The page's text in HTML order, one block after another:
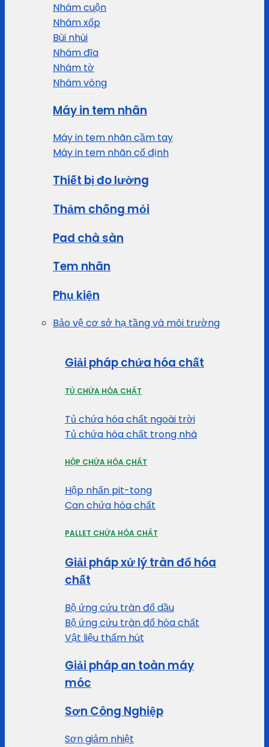
Nhám cuộn
Nhám xốp
Bùi nhùi
Nhám đĩa
Nhám tờ
Nhám vòng
Máy in tem nhãn
Máy in tem nhãn cầm tay
Máy in tem nhãn cố định
Thiết bị đo lường
Thảm chống mỏi
Pad chà sàn
Tem nhãn
Phụ kiện
Bảo vệ cơ sở hạ tầng và môi trường
Giải pháp chứa hóa chất
TỦ CHỨA HÓA CHẤT
Tủ chứa hóa chất ngoài trời
Tủ chứa hóa chất trong nhà
HỘP CHỨA HÓA CHẤT
Hộp nhấn pit-tong
Can chứa hóa chất
PALLET CHỨA HÓA CHẤT
Giải pháp xử lý tràn đổ hóa
chất
Bộ ứng cứu tràn đổ dầu
Bộ ứng cứu tràn đổ hóa chất
Vật liệu thấm hút
Giải pháp an toàn máy
móc
Sơn Công Nghiệp
Sơn giảm nhiệt